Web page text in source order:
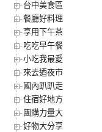
台中美食區
餐廳好料理
享用下午茶
吃吃早午餐
小吃我最愛
來去迺夜市
國內趴趴走
住宿好地方
團購力量大
好物大分享